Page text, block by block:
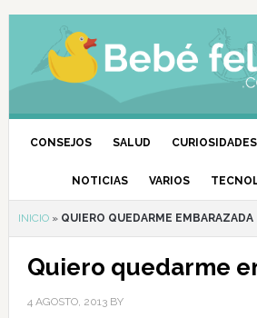
CONSEJOS SALUD CURIOSIDADES
NOTICIAS VARIOS
INICIO» QUIERO QUEDARME EMBARAZADA
Quiero quedarme
4 AGOSTO, 2013BY